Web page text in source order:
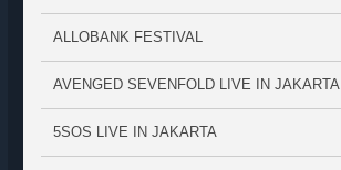
ALLOBANK FESTIVAL
AVENGED SEVENFOLD LIVE IN JAKARTA
5SOS LIVE IN JAKARTA